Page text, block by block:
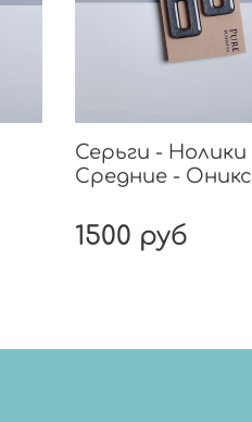
Серьги - Нолики
Средние - Оникс
1500 руб